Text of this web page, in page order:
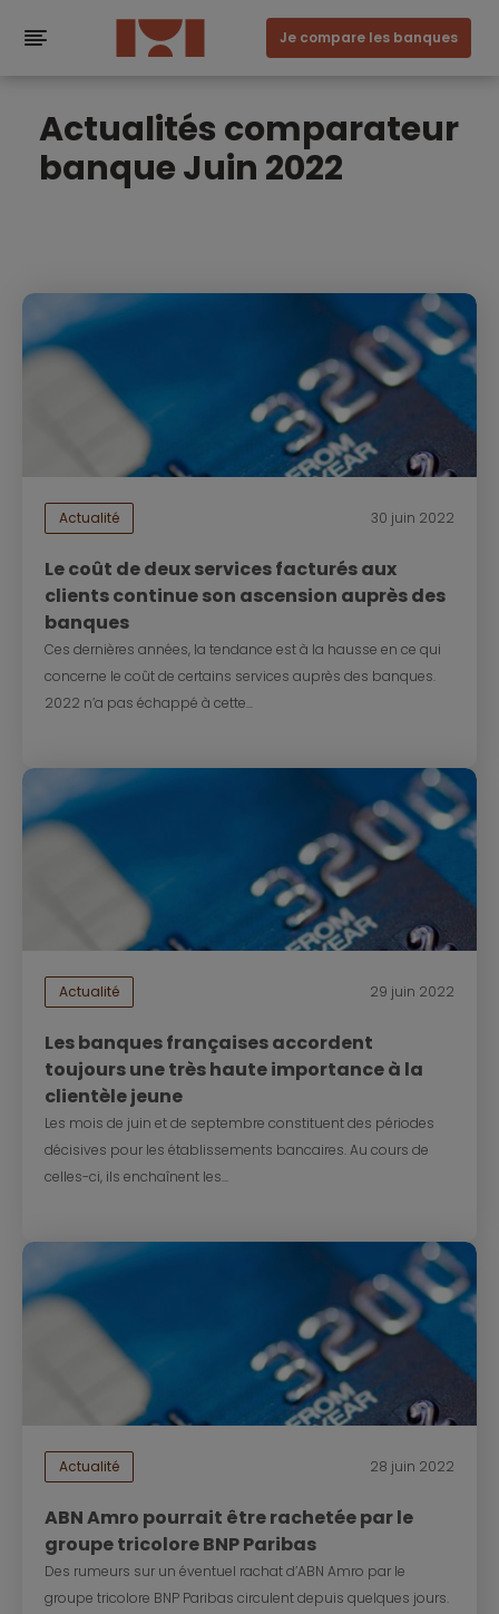
Je compare les banques
Actualités comparateur
banque Juin 2022
Actualité 30 juin 2022
Le coût de deux services facturés aux
clients continue son ascension auprès des
banques
Ces dernières années, la tendance est à la hausse en ce qui
concerne le coût de certains services auprès des banques.
2022 n’a pas échappé à cette...
Actualité 29 juin 2022
Les banques françaises accordent
toujours une très haute importance à la
clientèle jeune
Les mois de juin et de septembre constituent des périodes
décisives pour les établissements bancaires. Au cours de
celles-ci, ils enchaînent les...
Actualité 28 juin 2022
ABN Amro pourrait être rachetée par le
groupe tricolore BNP Paribas
Des rumeurs sur un éventuel rachat d’ABN Amro par le
groupe tricolore BNP Paribas circulent depuis quelques jours.